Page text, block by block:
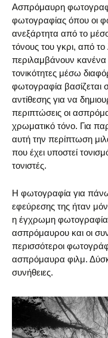
Ασπρόμαυρη
φωτογραφίας όπου οι
ανεξάρτητα από το
τόνους του γκρι, από
περιλαμβάνουν κανένα
τονικότητες μέσω
φωτογραφία βασίζεται
αντίθεσης για να
περιπτώσεις οι
χρωματικό τόνο. Για
αυτή την περίπτωση
που έχει υποστεί
τονιστές.
Η φωτογραφία για
εφεύρεσης της ήταν
η έγχρωμη
ασπρόμαυρου και οι
περισσότεροι
ασπρόμαυρα φιλμ.
συνήθειες.